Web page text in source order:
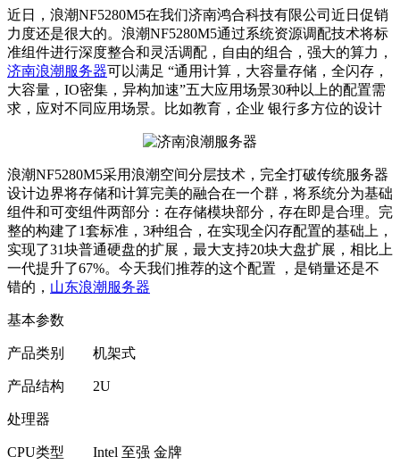
近日，浪潮NF5280M5在我们济南鸿合科技有限公司近日促销
力度还是很大的。浪潮NF5280M5通过系统资源调配技术将标
准组件进行深度整合和灵活调配，自由的组合，强大的算力，
济南浪潮服务器可以满足 “通用计算，大容量存储，全闪存，
大容量，IO密集，异构加速”五大应用场景30种以上的配置需
求，应对不同应用场景。比如教育，企业 银行多方位的设计
浪潮NF5280M5采用浪潮空间分层技术，完全打破传统服务器
设计边界将存储和计算完美的融合在一个群，将系统分为基础
组件和可变组件两部分：在存储模块部分，存在即是合理。完
整的构建了1套标准，3种组合，在实现全闪存配置的基础上，
实现了31块普通硬盘的扩展，最大支持20块大盘扩展，相比上
一代提升了67%。今天我们推荐的这个配置 ，是销量还是不
错的， 山东浪潮服务器
基本参数
产品类别 机架式
产品结构 2U
处理器
CPU类型 Intel 至强 金牌